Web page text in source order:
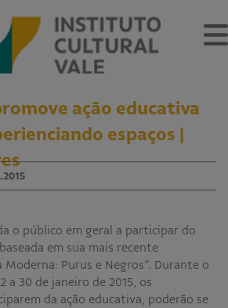
Vale
ação educativa
espaços |
o público em geral a participar do
em sua mais recente
Moderna: Purus e Negros”. Durante o
a 30 de janeiro de 2015, os
da ação educativa, poderão se